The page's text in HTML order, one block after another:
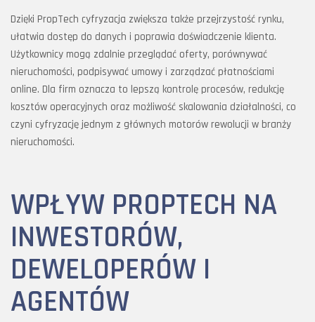
Dzięki PropTech cyfryzacja zwiększa także przejrzystość rynku,
ułatwia dostęp do danych i poprawia doświadczenie klienta.
Użytkownicy mogą zdalnie przeglądać oferty, porównywać
nieruchomości, podpisywać umowy i zarządzać płatnościami
online. Dla firm oznacza to lepszą kontrolę procesów, redukcję
kosztów operacyjnych oraz możliwość skalowania działalności, co
czyni cyfryzację jednym z głównych motorów rewolucji w branży
nieruchomości.
WPŁYW PROPTECH NA
INWESTORÓW,
DEWELOPERÓW I
AGENTÓW